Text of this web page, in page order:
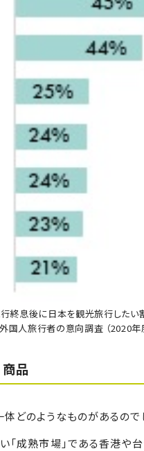
終息後に日本を観光旅行したい割
国人旅行者の意向調査 （2020
品
どのようなものがあるので
成熟市場」である香港や